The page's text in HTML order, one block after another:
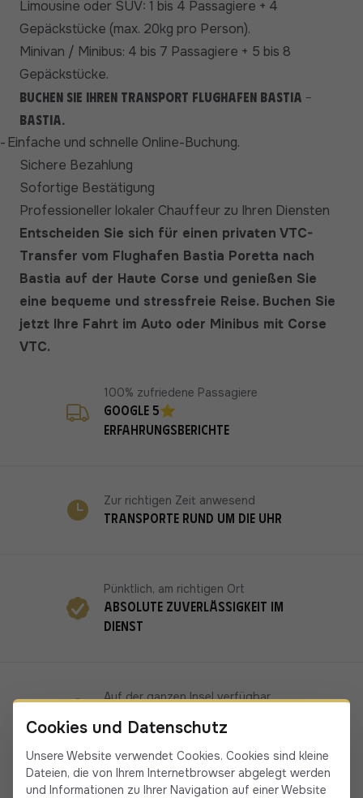
Limousine oder SUV: 1 bis 4 Passagiere + 4
Gepäckstücke (max. 20kg pro Person).
Minivan / Minibus: 4 bis 7 Passagiere + 5 bis 8
Gepäckstücke.
Buchen Sie Ihren Transport Flughafen Bastia -
Bastia.
- Einfache und schnelle Online-Buchung.
Sichere Bezahlung
Sofortige Bestätigung
Professioneller lokaler Chauffeur zu Ihren Diensten
Entscheiden Sie sich für einen privaten VTC-
Transfer vom Flughafen Bastia Poretta nach
Bastia auf der Haute Corse und genießen Sie
eine bequeme und stressfreie Reise. Buchen Sie
jetzt Ihre Fahrt im Auto oder Minibus mit Corse
VTC.
Google 5⭐
Erfahrungsberichte
100% zufriedene Passagiere
Transporte rund um die Uhr
Zur richtigen Zeit anwesend
Absolute Zuverlässigkeit im
Dienst
Pünktlich, am richtigen Ort
Auf der ganzen Insel verfügbar
Cookies und Datenschutz
Unsere Website verwendet Cookies. Cookies sind kleine
Dateien, die von Ihrem Internetbrowser abgelegt werden
und Informationen zu Ihrer Navigation auf einer Website